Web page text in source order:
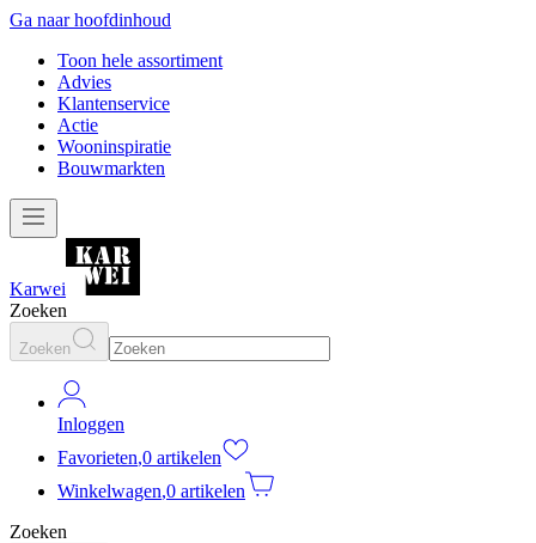
Ga naar hoofdinhoud
Toon hele assortiment
Advies
Klantenservice
Actie
Wooninspiratie
Bouwmarkten
Karwei
Zoeken
Zoeken
Inloggen
Favorieten,0 artikelen
Winkelwagen,0 artikelen
Zoeken